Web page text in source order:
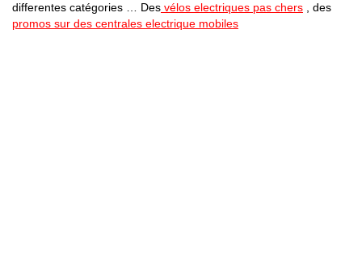
differentes catégories … Des vélos electriques pas chers , des
promos sur des centrales electrique mobiles